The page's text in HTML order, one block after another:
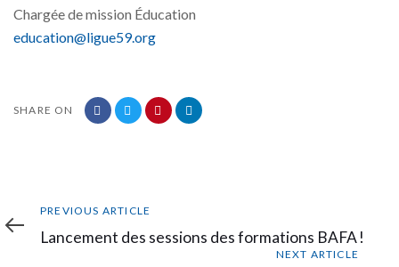
Chargée de mission Éducation
education@ligue59.org
SHARE ON
Previous
Article
PREVIOUS ARTICLE
Lancement des sessions des formations BAFA !
NEXT ARTICLE